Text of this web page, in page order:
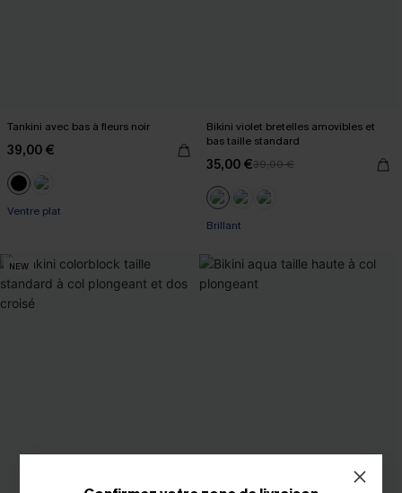
Tankini avec bas à fleurs noir
39,00 €
Ventre plat
Bikini violet bretelles amovibles et
bas taille standard
35,00 €39,00 €
Brillant
NEW